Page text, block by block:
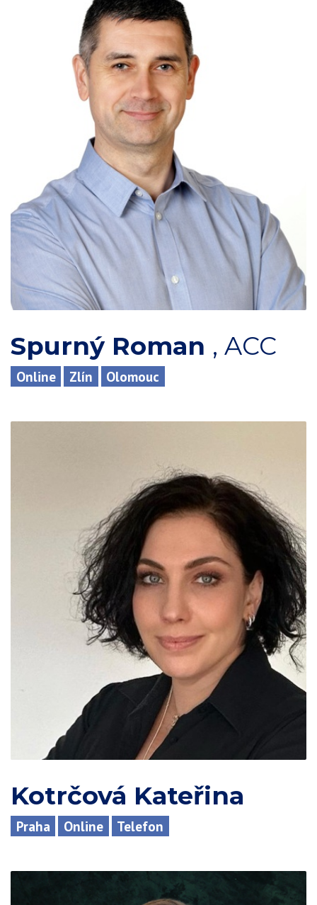
Spurný Roman , ACC
Online Zlín Olomouc
Kotrčová Kateřina
Praha Online Telefon